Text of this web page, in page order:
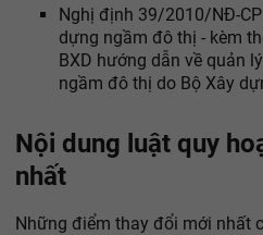
Nghị định 39/2010/NĐ-
dựng ngầm đô thị - kèm
BXD hướng dẫn về quản
ngầm đô thị do Bộ Xây
Nội dung luật quy
nhất
Những điểm thay đổi mới nhất